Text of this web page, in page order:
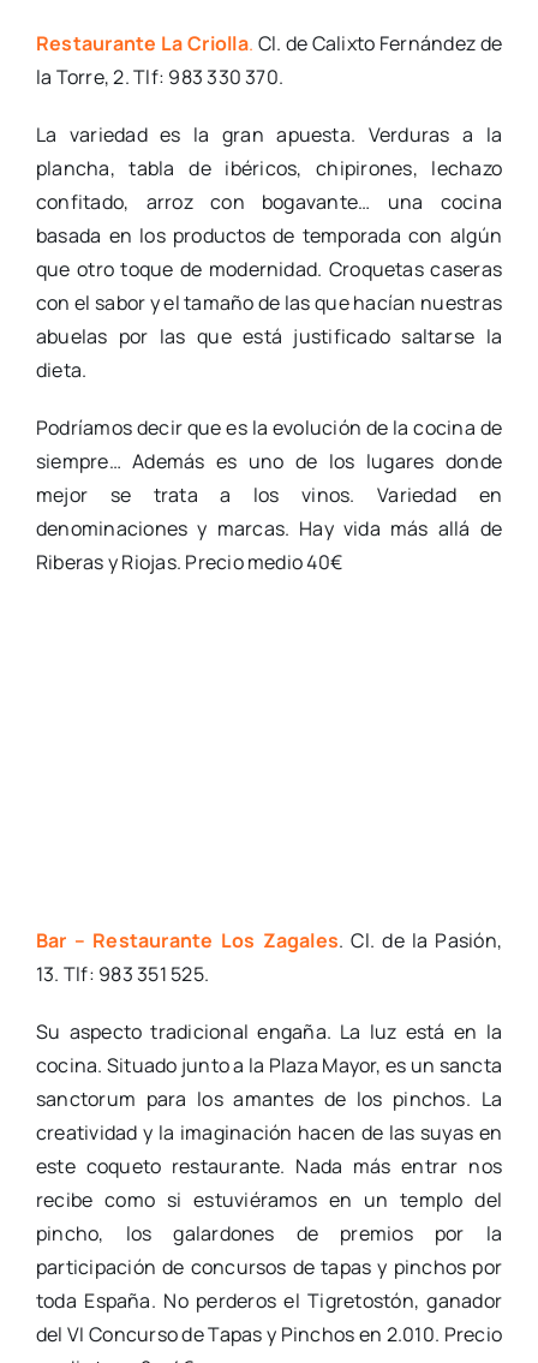
Restaurante La Criolla. Cl. de Calixto Fernández de
la Torre, 2. Tlf: 983 330 370.
La variedad es la gran apuesta. Verduras a la
plancha, tabla de ibéricos, chipirones, lechazo
confitado, arroz con bogavante… una cocina
basada en los productos de temporada con algún
que otro toque de modernidad. Croquetas caseras
con el sabor y el tamaño de las que hacían nuestras
abuelas por las que está justificado saltarse la
dieta.
Podríamos decir que es la evolución de la cocina de
siempre… Además es uno de los lugares donde
mejor se trata a los vinos. Variedad en
denominaciones y marcas. Hay vida más allá de
Riberas y Riojas. Precio medio 40€
Bar – Restaurante Los Zagales. Cl. de la Pasión,
13. Tlf: 983 351 525.
Su aspecto tradicional engaña. La luz está en la
cocina. Situado junto a la Plaza Mayor, es un sancta
sanctorum para los amantes de los pinchos. La
creatividad y la imaginación hacen de las suyas en
este coqueto restaurante. Nada más entrar nos
recibe como si estuviéramos en un templo del
pincho, los galardones de premios por la
participación de concursos de tapas y pinchos por
toda España. No perderos el Tigretostón, ganador
del VI Concurso de Tapas y Pinchos en 2.010. Precio